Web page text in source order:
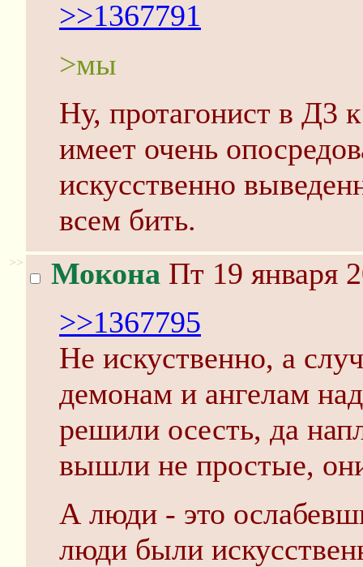
>>1367791
>мы
Ну, протагонист в Д3
имеет очень
искусственно
всем бить.
>> Мокона Пт 19 января
>>1367795
Не искуственно, а
демонам и ангелам
решили осесть, да
вышли не простые,
А люди - это
люди были